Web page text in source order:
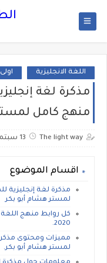
اللغة الانجليزية
مذكرة لغة
منهج كامل
The light way 13 سبتمبر 2019
اقسام الموضوع
مذكرة لغة إنجليزية
لمستر هشام أبو بكر
كل روابط منهج اللغة
2020.
مميزات ومحتوى مذكرة
لمستر هشام أبو بكر.